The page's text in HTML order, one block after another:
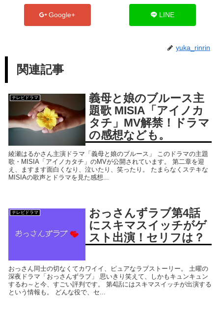
Google+ LINE
yuka_rinrin
関連記事
テレビドラマ
義母と娘のブルース主
題歌 MISIA「アイノカ
タチ」MV解禁！ドラマ
の感想なども。
綾瀬はるかさん主演ドラマ「義母と娘のブルース」 このドラマの主題
歌・MISIA「アイノカタチ」のMVが公開されています。 第二章を迎
え、ますます面白くなり、泣いたり、笑ったり。 たまらなくステキな
MISIAの歌声とドラマを見た感想...
テレビドラマ
おっさんずラブ第4話
にスキマスイッチがゲ
スト出演！セリフは？
おっさん同士の切なくてカワイイ、ピュアなラブストーリー。 土曜の
深夜ドラマ「おっさんずラブ」 思いきり笑えて、しかもキュンキュン
するわ～と今、すごい評判です。 第4話にはスキマスイッチが出演する
という情報も。 どんな役で、セ...